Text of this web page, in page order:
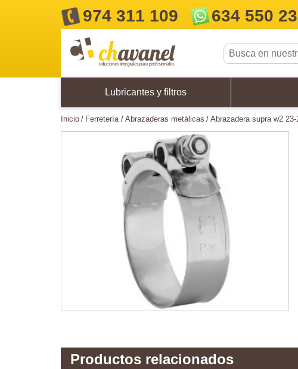
974 311 109 634 550
Lubricantes y filtros
inicio ferretería abrazaderas metálicas abrazadera supra w2 23-
Productos relacionados